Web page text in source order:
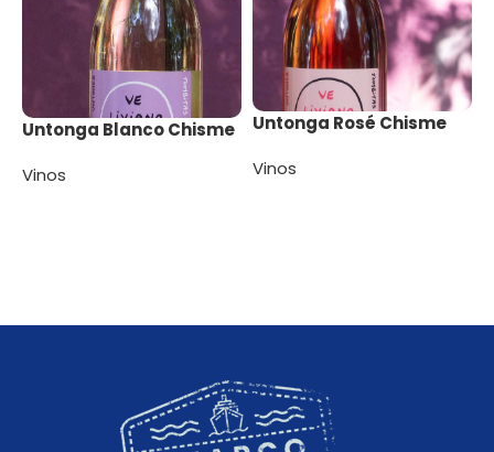
Untonga Blanco Chisme
Vinos
Untonga Rosé Chisme
Vinos